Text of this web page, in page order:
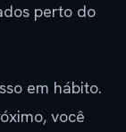
perto do
em hábito.
você